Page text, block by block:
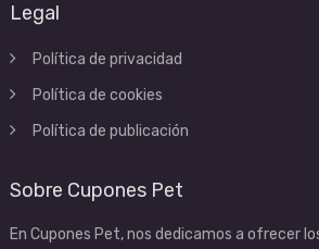
Legal
Política de privacidad
Política de cookies
Política de publicación
Sobre Cupones Pet
En Cupones Pet, nos dedicamos a ofrecer